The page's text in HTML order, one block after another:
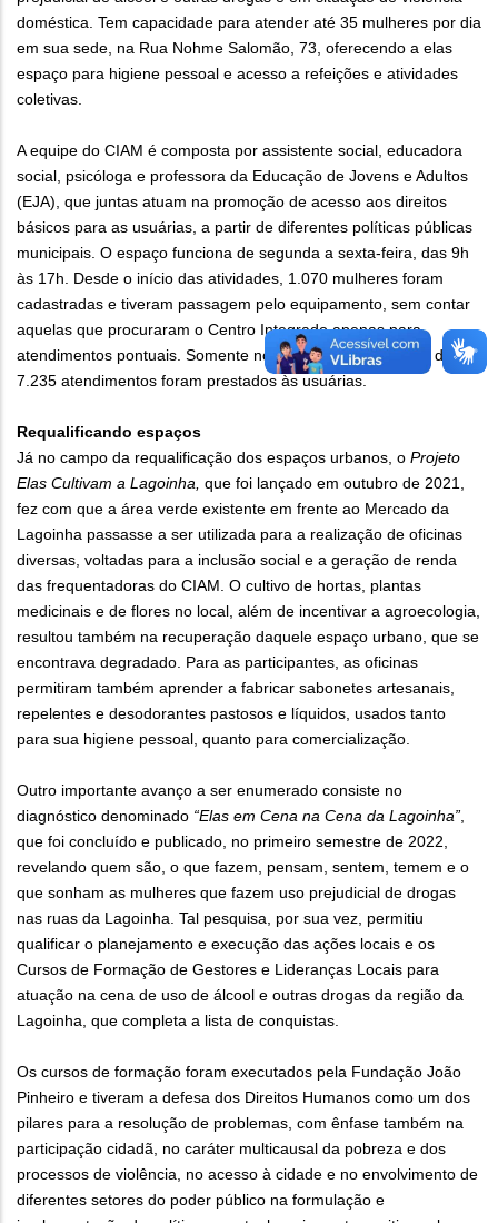
doméstica. Tem capacidade para atender até 35 mulheres por dia
em sua sede, na Rua Nohme Salomão, 73, oferecendo a elas
espaço para higiene pessoal e acesso a refeições e atividades
coletivas.
A equipe do CIAM é composta por assistente social, educadora
social, psicóloga e professora da Educação de Jovens e Adultos
(EJA), que juntas atuam na promoção de acesso aos direitos
básicos para as usuárias, a partir de diferentes políticas públicas
municipais. O espaço funciona de segunda a sexta-feira, das 9h
às 17h. Desde o início das atividades, 1.070 mulheres foram
cadastradas e tiveram passagem pelo equipamento, sem contar
aquelas que procuraram o Centro Integrado apenas para
atendimentos pontuais. Somente no ano de 2021, um total de
7.235 atendimentos foram prestados às usuárias.
Requalificando espaços
Já no campo da requalificação dos espaços urbanos, o Projeto
Elas Cultivam a Lagoinha, que foi lançado em outubro de 2021,
fez com que a área verde existente em frente ao Mercado da
Lagoinha passasse a ser utilizada para a realização de oficinas
diversas, voltadas para a inclusão social e a geração de renda
das frequentadoras do CIAM. O cultivo de hortas, plantas
medicinais e de flores no local, além de incentivar a agroecologia,
resultou também na recuperação daquele espaço urbano, que se
encontrava degradado. Para as participantes, as oficinas
permitiram também aprender a fabricar sabonetes artesanais,
repelentes e desodorantes pastosos e líquidos, usados tanto
para sua higiene pessoal, quanto para comercialização.
Outro importante avanço a ser enumerado consiste no
diagnóstico denominado “Elas em Cena na Cena da Lagoinha”,
que foi concluído e publicado, no primeiro semestre de 2022,
revelando quem são, o que fazem, pensam, sentem, temem e o
que sonham as mulheres que fazem uso prejudicial de drogas
nas ruas da Lagoinha. Tal pesquisa, por sua vez, permitiu
qualificar o planejamento e execução das ações locais e os
Cursos de Formação de Gestores e Lideranças Locais para
atuação na cena de uso de álcool e outras drogas da região da
Lagoinha, que completa a lista de conquistas.
Os cursos de formação foram executados pela Fundação João
Pinheiro e tiveram a defesa dos Direitos Humanos como um dos
pilares para a resolução de problemas, com ênfase também na
participação cidadã, no caráter multicausal da pobreza e dos
processos de violência, no acesso à cidade e no envolvimento de
diferentes setores do poder público na formulação e